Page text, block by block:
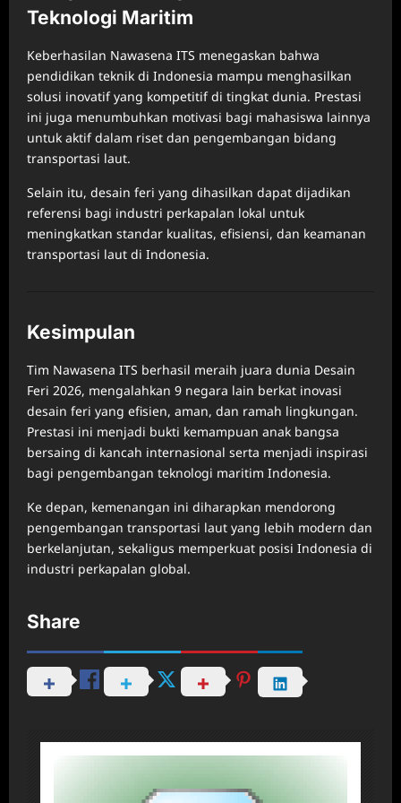
Teknologi Maritim
Keberhasilan Nawasena ITS menegaskan bahwa
pendidikan teknik di Indonesia mampu menghasilkan
solusi inovatif yang kompetitif di tingkat dunia. Prestasi
ini juga menumbuhkan motivasi bagi mahasiswa lainnya
untuk aktif dalam riset dan pengembangan bidang
transportasi laut.
Selain itu, desain feri yang dihasilkan dapat dijadikan
referensi bagi industri perkapalan lokal untuk
meningkatkan standar kualitas, efisiensi, dan keamanan
transportasi laut di Indonesia.
Kesimpulan
Tim Nawasena ITS berhasil meraih juara dunia Desain
Feri 2026, mengalahkan 9 negara lain berkat inovasi
desain feri yang efisien, aman, dan ramah lingkungan.
Prestasi ini menjadi bukti kemampuan anak bangsa
bersaing di kancah internasional serta menjadi inspirasi
bagi pengembangan teknologi maritim Indonesia.
Ke depan, kemenangan ini diharapkan mendorong
pengembangan transportasi laut yang lebih modern dan
berkelanjutan, sekaligus memperkuat posisi Indonesia di
industri perkapalan global.
Share